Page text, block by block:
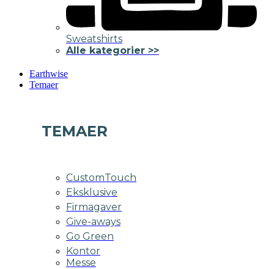
Sweatshirts
Alle kategorier >>
Earthwise
Temaer
TEMAER
CustomTouch
Eksklusive
Firmagaver
Give-aways
Go Green
Kontor
Messe